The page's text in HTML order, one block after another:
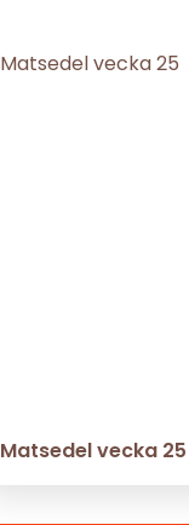
Matsedel vecka 25